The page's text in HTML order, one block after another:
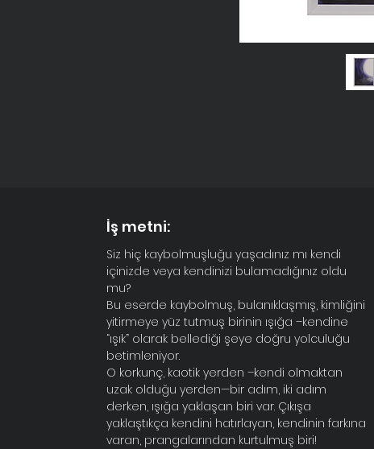
İş metni:
Siz hiç kaybolmuşluğu yaşadınız mı kendi
içinizde veya kendinizi bulamadığınız oldu
mu?
Bu eserde kaybolmuş, bulanıklaşmış, kimliğini
yitirmeye yüz tutmuş birinin ışığa –kendine
“ışık” olarak bellediği şeye doğru yolculuğu
betimleniyor.
O korkunç, kaotik yerden –kendi olmaktan
uzak olduğu yerden—bir adım, iki adım
derken, ışığa yaklaşan biri var. Çıkışa
yaklaştıkça kendini hatırlayan, kendinin farkına
varan, prangalarından kurtulmuş biri!